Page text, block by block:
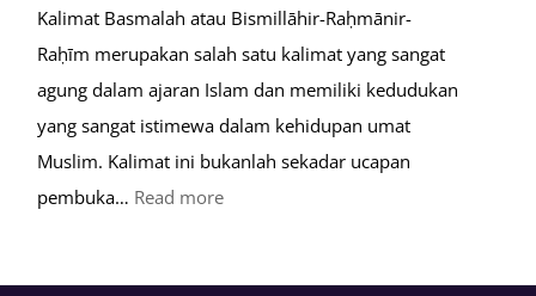
Kalimat Basmalah atau Bismillāhir-Raḥmānir-
Raḥīm merupakan salah satu kalimat yang sangat
agung dalam ajaran Islam dan memiliki kedudukan
yang sangat istimewa dalam kehidupan umat
Muslim. Kalimat ini bukanlah sekadar ucapan
pembuka… Read more: